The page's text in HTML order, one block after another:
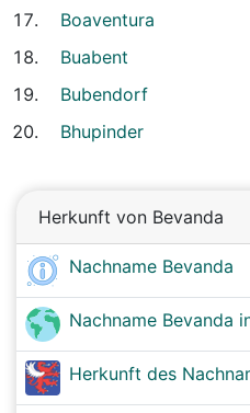
Boaventura
Buabent
Bubendorf
Bhupinder
Herkunft von Bevanda
Nachname Bevanda
Nachname Bevanda
Herkunft des